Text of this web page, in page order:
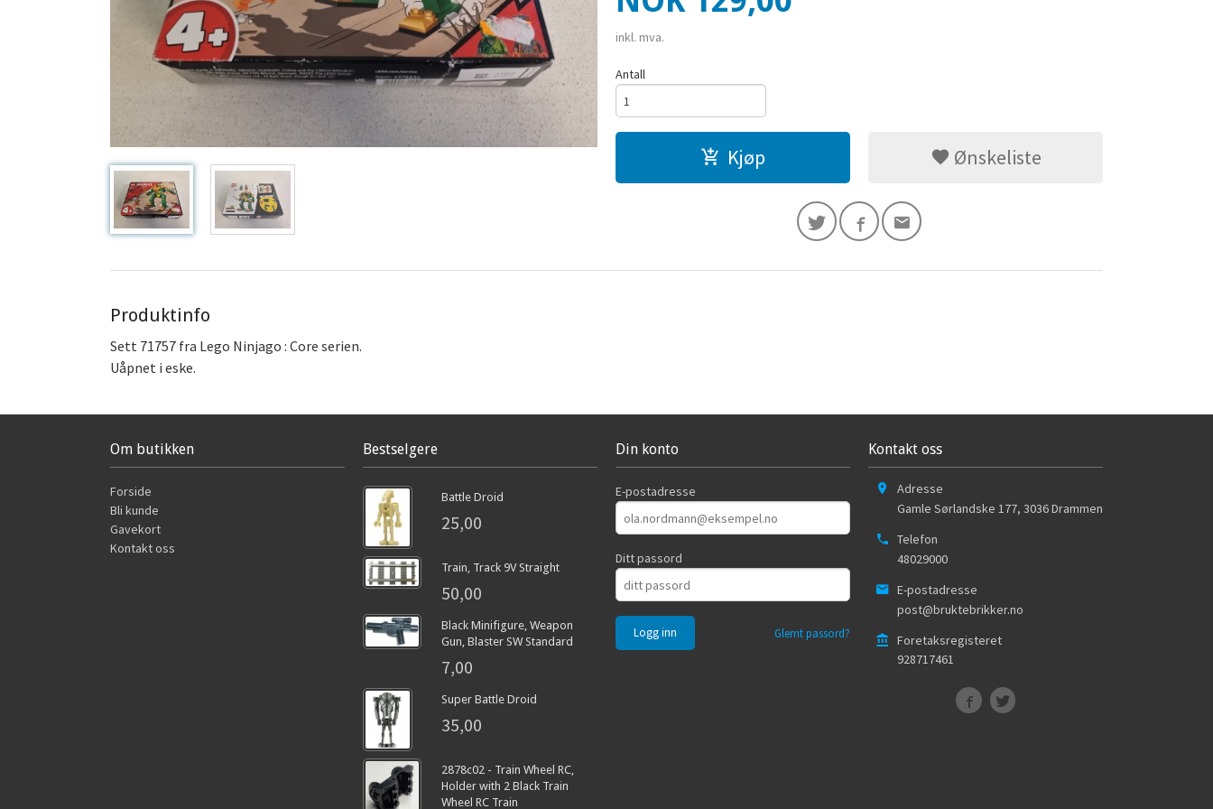
inkl. mva.
Antall
Kjøp Ønskeliste
Produktinfo
Sett 71757 fra Lego Ninjago : Core serien.
Uåpnet i eske.
Om butikken
Forside
Bli kunde
Gavekort
Kontakt oss
Bestselgere
Battle Droid
25,00
Train, Track 9V Straight
50,00
Black Minifigure, Weapon
Gun, Blaster SW Standard
7,00
Super Battle Droid
35,00
2878c02 - Train Wheel RC,
Holder with 2 Black Train
Wheel RC Train
Din konto
E-postadresse
Ditt passord
Glemt passord?
Kontakt oss
Adresse
Gamle Sørlandske 177, 3036Drammen
Telefon
48029000
E-postadresse
post@bruktebrikker.no
Foretaksregisteret
928717461